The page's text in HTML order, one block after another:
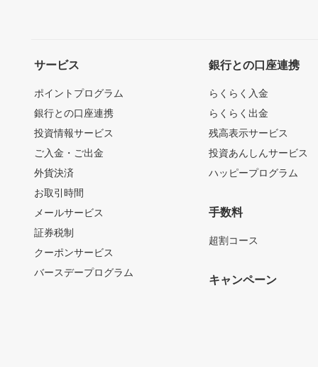
サービス
ポイントプログラム
銀行との口座連携
投資情報サービス
ご入金・ご出金
外貨決済
お取引時間
メールサービス
証券税制
クーポンサービス
バースデープログラム
銀行との口座連携
らくらく入金
らくらく出金
残高表示サービス
投資あんしんサービス
ハッピープログラム
手数料
超割コース
キャンペーン